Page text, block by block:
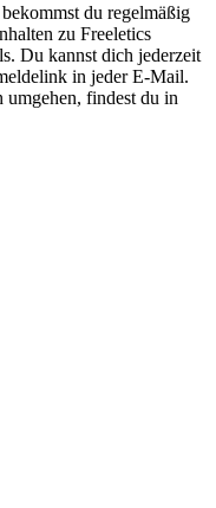
du regelmäßig
zu Freeletics
Du kannst dich jederzeit
in jeder E-Mail.
findest du in